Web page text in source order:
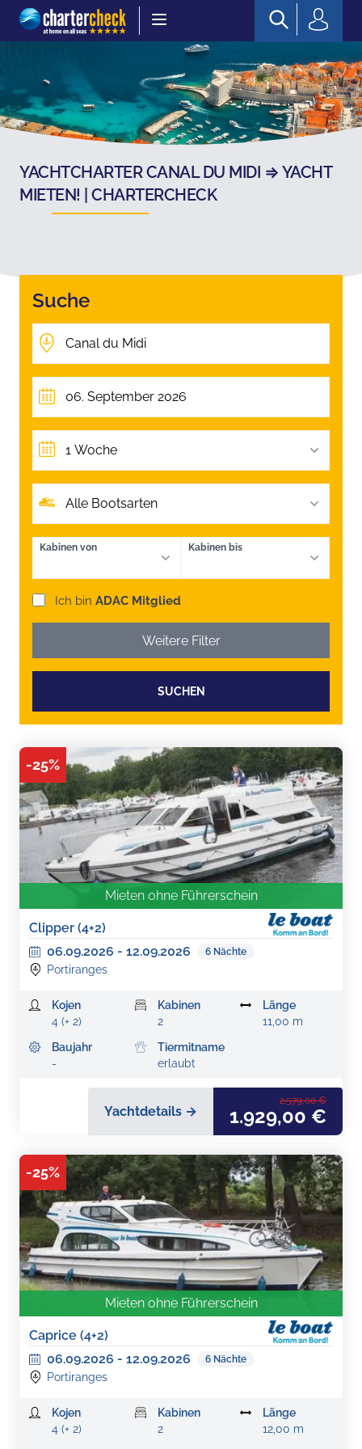
Chartercheck
YACHTCHARTER CANAL DU MIDI ⇒ YACHT
MIETEN! | CHARTERCHECK
Suche
1 Woche
Alle Bootsarten
Kabinen von Kabinen bis
Ich bin ADAC Mitglied
Weitere Filter
SUCHEN
-25%
Mieten ohne Führerschein
Clipper (4+2)
06.09.2026 - 12.09.2026 6 Nächte
Portiranges
Kojen
4 (+ 2)
Kabinen
2
Länge
11,00 m
Baujahr
-
Tiermitname
erlaubt
Yachtdetails →
2.579,00 €
1.929,00 €
-25%
Mieten ohne Führerschein
Caprice (4+2)
06.09.2026 - 12.09.2026 6 Nächte
Portiranges
Kojen
4 (+ 2)
Kabinen
2
Länge
12,00 m